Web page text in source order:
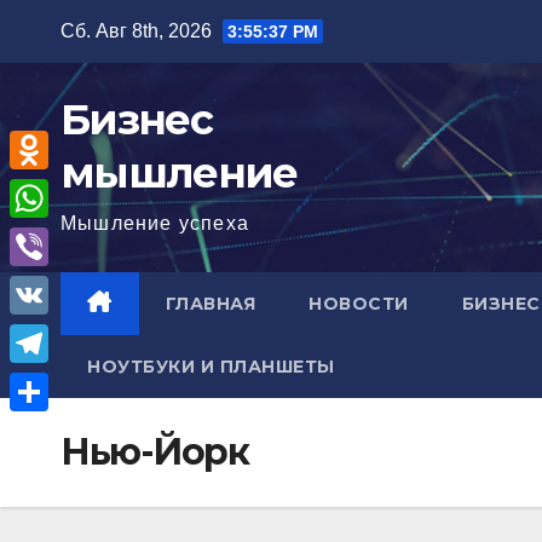
содержимому
Сб. Авг 8th, 2026 3:55:38 PM
Бизнес
мышление
Мышление успеха
ГЛАВНАЯ НОВОСТИ
НОУТБУКИ И ПЛАНШЕТЫ
Нью-Йорк
O
d
n
o
k
l
W
h
a
s
p
V
i
b
e
V
K
T
п